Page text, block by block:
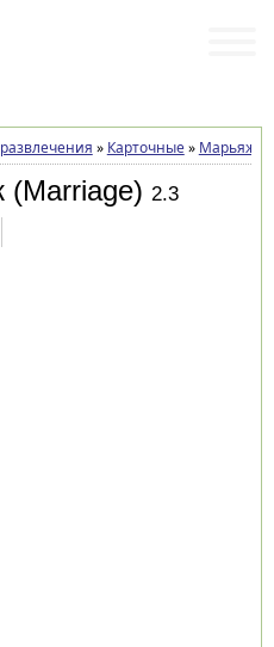
» Карточные» Марьяж
(Marriage) 2.3